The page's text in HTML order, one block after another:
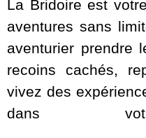
La Bridoire est
aventures sans
aventurier prendre
recoins cachés,
vivez des
dans